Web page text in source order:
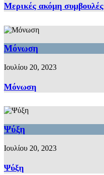
Μερικές ακόμη συμβουλές
Μόνωση
Ιουλίου 20, 2023
Μόνωση
Ψύξη
Ιουλίου 20, 2023
Ψύξη